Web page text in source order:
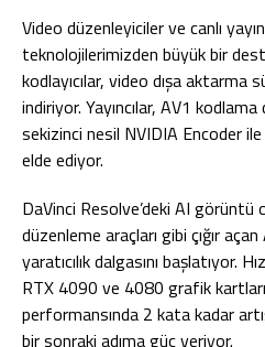
Video düzenleyiciler ve canlı
teknolojilerimizden büyük bir
kodlayıcılar, video dışa aktarma
indiriyor. Yayıncılar, AV1
sekizinci nesil NVIDIA Encoder
elde ediyor.
DaVinci Resolve’deki AI görüntü
düzenleme araçları gibi çığır
yaratıcılık dalgasını başlatıyor.
RTX 4090 ve 4080 grafik
performansında 2 kata kadar
bir sonraki adıma güç veriyor.